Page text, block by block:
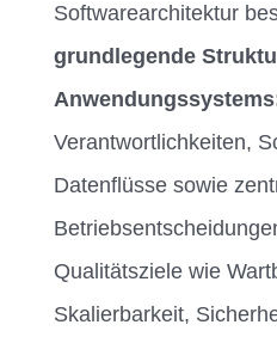
Softwarearchitektur
grundlegende
Verantwortlichkeiten,
Datenflüsse sowie
Qualitätsziele wie
Skalierbarkeit,